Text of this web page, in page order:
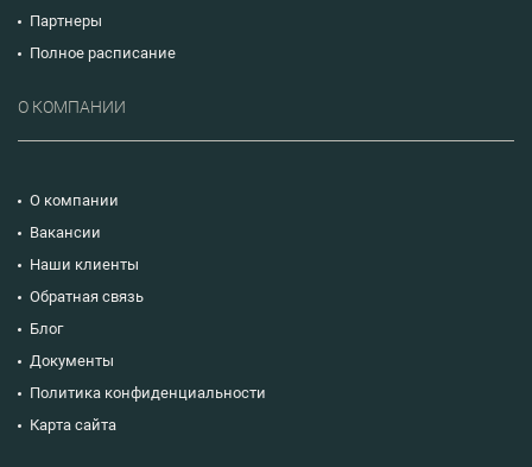
Партнеры
Полное расписание
О КОМПАНИИ
О компании
Вакансии
Наши клиенты
Обратная связь
Блог
Документы
Политика конфиденциальности
Карта сайта